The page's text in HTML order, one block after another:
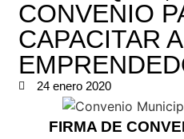
CONVENIO
CAPACITAR
24 enero 2020
FIRMA DE